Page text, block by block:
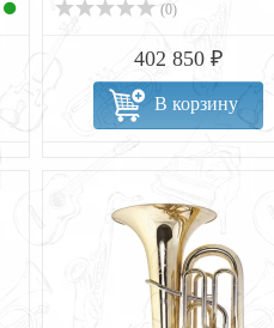
(0)
402 850 ₽
В корзину